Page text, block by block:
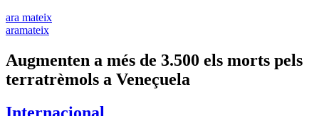
ara mateix
aramateix
Augmenten a més de 3.500 els morts pels
terratrèmols a Veneçuela
Internacional